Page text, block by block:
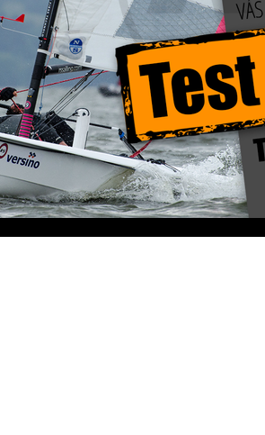
Mistrovství světa v jachtingu Výstava
Český svaz jachtingu RS Feva